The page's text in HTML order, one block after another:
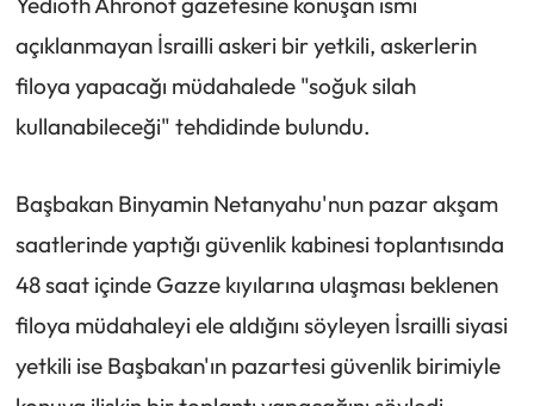
açıklanmayan İsrailli askeri bir yetkili, askerlerin
filoya yapacağı müdahalede "soğuk silah
kullanabileceği" tehdidinde bulundu.
Başbakan Binyamin Netanyahu'nun pazar akşam
saatlerinde yaptığı güvenlik kabinesi toplantısında
48 saat içinde Gazze kıyılarına ulaşması beklenen
filoya müdahaleyi ele aldığını söyleyen İsrailli siyasi
yetkili ise Başbakan'ın pazartesi güvenlik birimiyle